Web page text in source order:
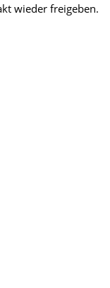
wieder freigeben.